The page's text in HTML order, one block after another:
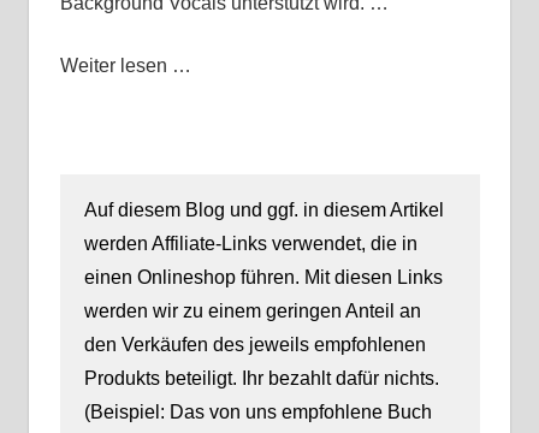
Weiter lesen …
Auf diesem Blog und ggf. in diesem Artikel
werden Affiliate-Links verwendet, die in
einen Onlineshop führen. Mit diesen Links
werden wir zu einem geringen Anteil an
den Verkäufen des jeweils empfohlenen
Produkts beteiligt. Ihr bezahlt dafür nichts.
(Beispiel: Das von uns empfohlene Buch